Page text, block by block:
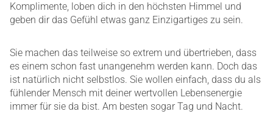
Komplimente, loben dich in den höchsten Himmel und
geben dir das Gefühl etwas ganz Einzigartiges zu sein.
Sie machen das teilweise so extrem und übertrieben, dass
es einem schon fast unangenehm werden kann. Doch das
ist natürlich nicht selbstlos. Sie wollen einfach, dass du als
fühlender Mensch mit deiner wertvollen Lebensenergie
immer für sie da bist. Am besten sogar Tag und Nacht.